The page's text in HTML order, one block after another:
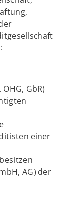
GbR)
einer
AG) der